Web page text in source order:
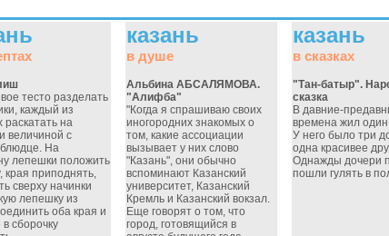
тесто разделать
каждый из
раскатать на
величиной с
На
лепешки положить
края приподнять,
сверху начинки
лепешку из
оба края и
в сборочку
казань
в душе
Альбина АБСАЛЯМОВА.
"Алифба"
"Когда я спрашиваю своих
иногородних знакомых о
том, какие ассоциации
вызывает у них слово
"Казань", они обычно
вспоминают Казанский
университет, Казанский
Кремль и Казанский вокзал.
Еще говорят о том, что
город, готовящийся в
казань
в сказках
"Тан-батыр".
сказка
В давние-
времена жил
У него было три
одна красивее
Однажды дочери
пошли гулять в